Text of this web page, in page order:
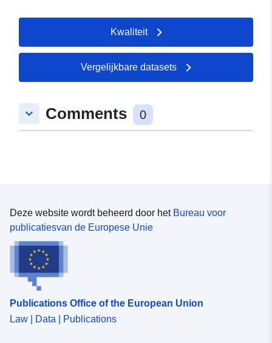
:
02 May 2026
Bijgewerkt op data.europa.eu:
July 2026
Ruimtelijk: Coördinaten: [ [ 10.9056206,
52.0861132 ], [ 10.9088664,
52.0845144 ], [ 10.9056206,
http://data.europa.eu/eli/reg/2009/
uriRef:
Kwaliteit
Vergelijkbare datasets
keyboard_arrow_down Comments 0
Deze website wordt beheerd door het Bureau voor
publicatiesvan de Europese Unie
Publications Office of the European Union
Law | Data | Publications